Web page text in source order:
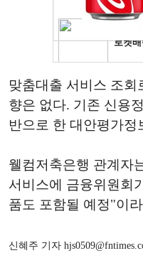
맞춤대출 서비스 조회
향은 없다. 기존 신용
반으로 한 대안평가
웰컴저축은행 관계자
서비스에 금융위원회
품도 포함될 예정"이
신혜주 기자